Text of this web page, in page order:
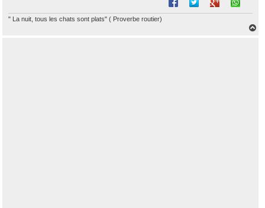
" La nuit, tous les chats sont plats" ( Proverbe routier)